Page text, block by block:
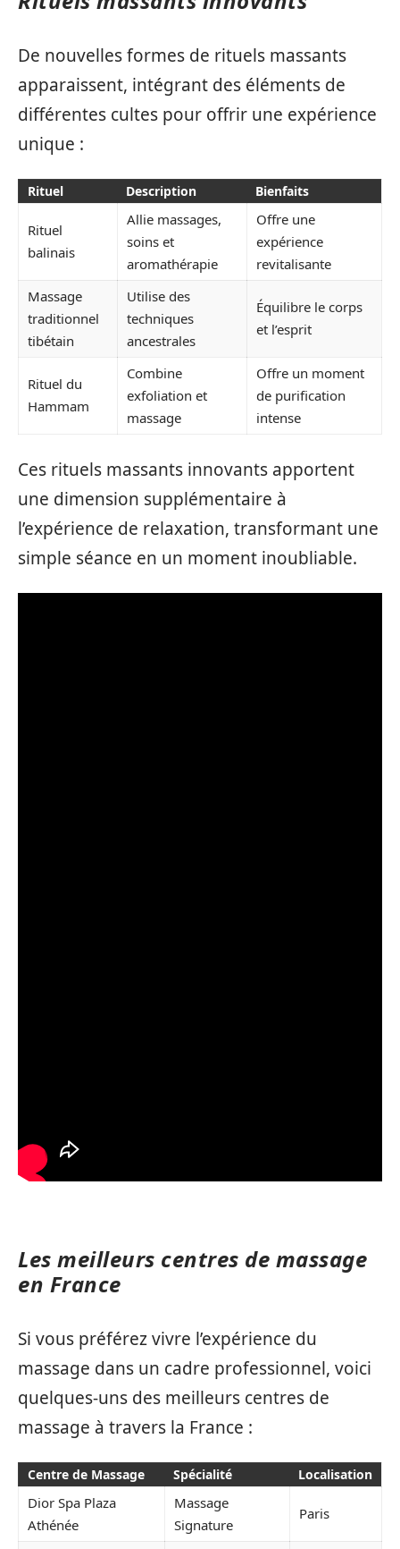
De nouvelles formes de rituels massants
apparaissent, intégrant des éléments de
différentes cultes pour offrir une expérience
unique :
Rituel Description Bienfaits
Rituel
balinais
Allie massages,
soins et
aromathérapie
Offre une
expérience
revitalisante
Massage
traditionnel
tibétain
Utilise des
techniques
ancestrales
Équilibre le corps
et l’esprit
Rituel du
Hammam
Combine
exfoliation et
massage
Offre un moment
de purification
intense
Ces rituels massants innovants apportent
une dimension supplémentaire à
l’expérience de relaxation, transformant une
simple séance en un moment inoubliable.
Les meilleurs centres de massage
en France
Si vous préférez vivre l’expérience du
massage dans un cadre professionnel, voici
quelques-uns des meilleurs centres de
massage à travers la France :
Centre de Massage Spécialité Localisation
Dior Spa Plaza
Athénée
Massage
Signature
Paris